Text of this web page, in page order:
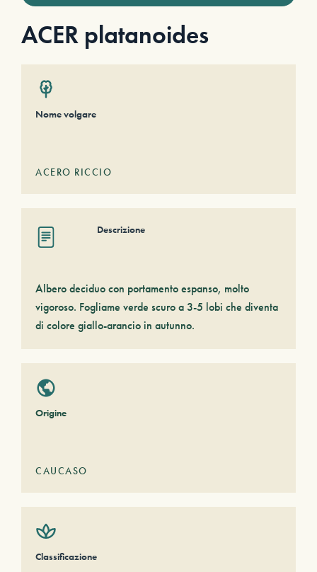
ACER platanoides
Nome volgare
ACERO RICCIO
Descrizione
Albero deciduo con portamento espanso, molto
vigoroso. Fogliame verde scuro a 3-5 lobi che diventa
di colore giallo-arancio in autunno.
Origine
CAUCASO
Classificazione